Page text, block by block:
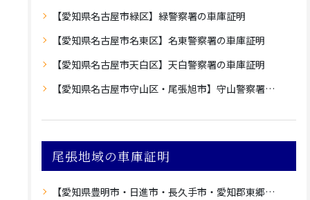
【愛知県名古屋市緑区】緑警察署の車庫証明
【愛知県名古屋市名東区】名東警察署の車庫証明
【愛知県名古屋市天白区】天白警察署の車庫証明
【愛知県名古屋市守山区・尾張旭市】守山警察署の車庫証明
尾張地域の車庫証明
【愛知県豊明市・日進市・長久手市・愛知郡東郷町】愛知警察署の車庫証明